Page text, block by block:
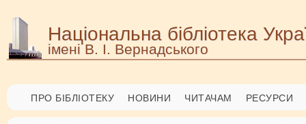
Національна бібліотека
імені В. І. Вернадського
ПРО БІБЛІОТЕКУ НОВИНИ ЧИТАЧАМ РЕСУРСИ